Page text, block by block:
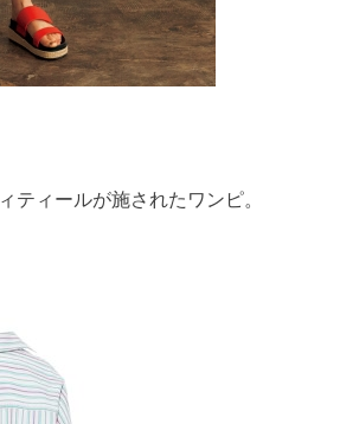
ティールが施されたワンピ。